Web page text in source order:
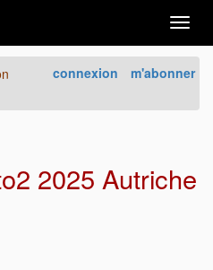
connexion m'abonner
2025 Autriche